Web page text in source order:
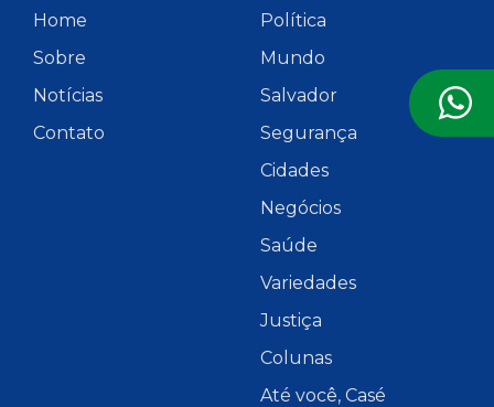
Home
Sobre
Notícias
Contato
Política
Mundo
Salvador
Segurança
Cidades
Negócios
Saúde
Variedades
Justiça
Colunas
Até você, Casé